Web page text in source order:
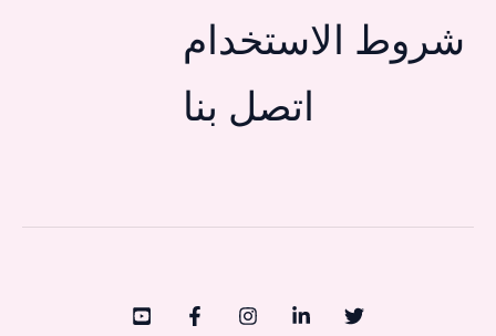
شروط الاستخدام
اتصل بنا